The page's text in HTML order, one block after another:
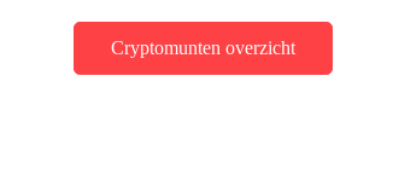
Cryptomunten overzicht